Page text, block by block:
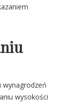
wynagrodzeń
wysokości